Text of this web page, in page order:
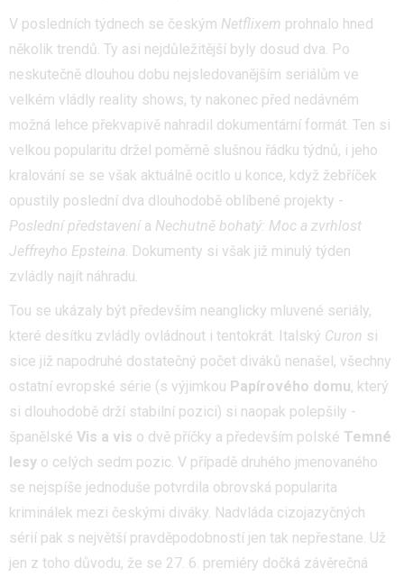
V posledních týdnech se českým Netflixem prohnalo hned
několik trendů. Ty asi nejdůležitější byly dosud dva. Po
neskutečně dlouhou dobu nejsledovanějším seriálům ve
velkém vládly reality shows, ty nakonec před nedávném
možná lehce překvapivě nahradil dokumentární formát. Ten si
velkou popularitu držel poměrně slušnou řádku týdnů, i jeho
kralování se se však aktuálně ocitlo u konce, když žebříček
opustily poslední dva dlouhodobě oblíbené projekty -
Poslední představenía Nechutně bohatý: Moc a zvrhlost
Jeffreyho Epsteina. Dokumenty si však již minulý týden
zvládly najít náhradu.
Tou se ukázaly být především neanglicky mluvené seriály,
které desítku zvládly ovládnout i tentokrát. Italský Curon si
sice již napodruhé dostatečný počet diváků nenašel, všechny
ostatní evropské série (s výjimkou Papírového domu, který
si dlouhodobě drží stabilní pozici) si naopak polepšily -
španělské Vis a vis o dvě příčky a především polské Temné
lesy o celých sedm pozic. V případě druhého jmenovaného
se nejspíše jednoduše potvrdila obrovská popularita
kriminálek mezi českými diváky. Nadvláda cizojazyčných
sérií pak s největší pravděpodobností jen tak nepřestane. Už
jen z toho důvodu, že se 27. 6. premiéry dočká závěrečná